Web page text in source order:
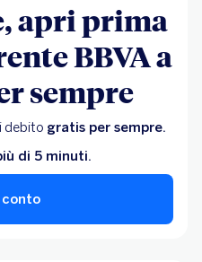
apri prima
BBVA a
sempre
debito gratis per sempre.
di 5 minuti.
conto